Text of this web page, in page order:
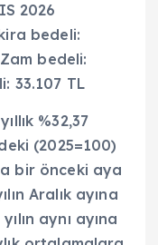
2026
bedeli:
bedeli:
33.107 TL
%32,37
(2025=100)
bir önceki aya
Aralık ayına
aynı ayına